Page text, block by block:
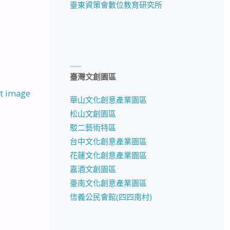
image
臺東資策會數位教育研究所
臺灣文創園區
華山文化創意產業園區
松山文創園區
駁二藝術特區
台中文化創意產業園區
花蓮文化創意產業園區
嘉酒文創園區
臺南文化創意產業園區
信義公民會館(四四南村)